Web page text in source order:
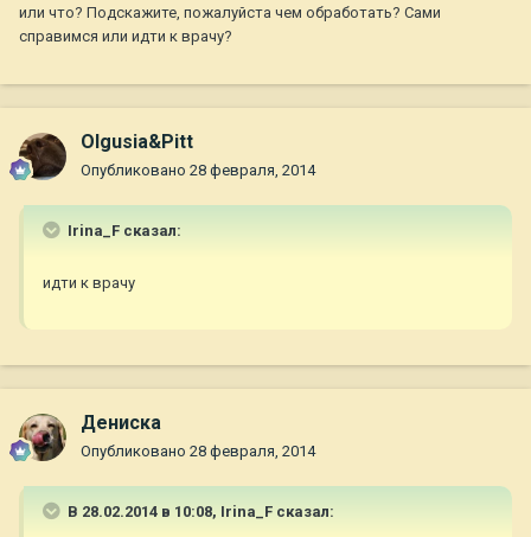
или что? Подскажите, пожалуйста чем обработать? Сами
справимся или идти к врачу?
Olgusia&Pitt
Опубликовано 28 февраля, 2014
Irina_F сказал:
идти к врачу
Дениска
Опубликовано 28 февраля, 2014
В 28.02.2014 в 10:08, Irina_F сказал: